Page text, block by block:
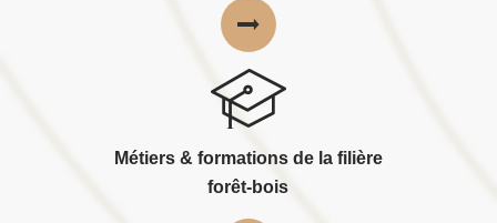
Métiers & formations de la filière
forêt-bois